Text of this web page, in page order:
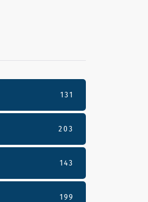
131
203
143
199